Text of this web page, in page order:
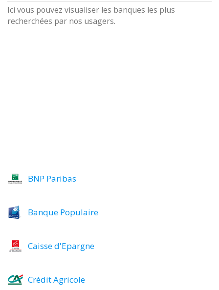
Ici vous pouvez visualiser les banques les plus
recherchées par nos usagers.
BNP Paribas
Banque Populaire
Caisse d'Epargne
Crédit Agricole